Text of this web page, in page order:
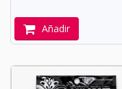
Añadir